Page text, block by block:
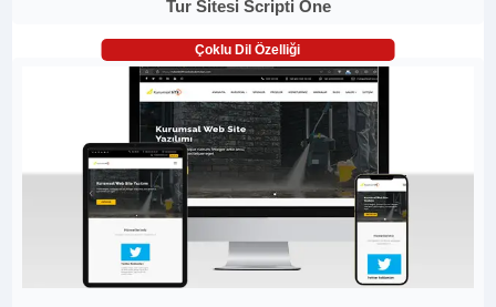
Tur Sitesi Scripti One
Çoklu Dil Özelliği